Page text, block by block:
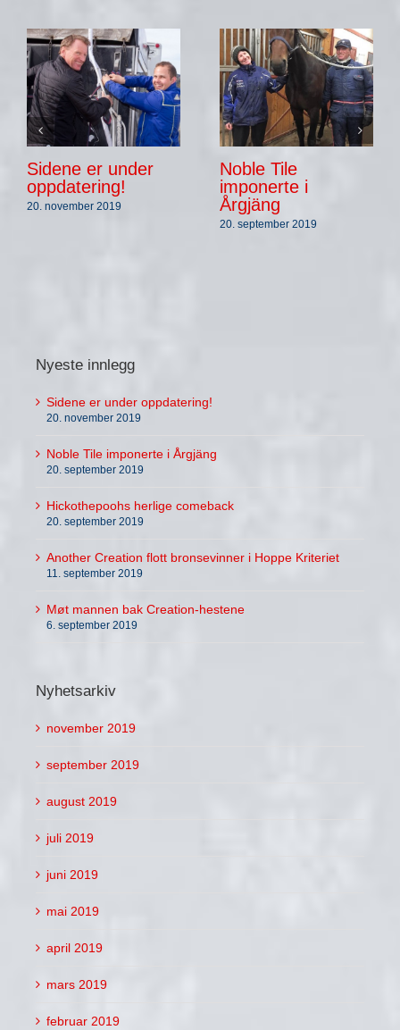
Sidene er under
oppdatering!
20. november 2019
Noble Tile
imponerte i
Årgjäng
20. september 2019
Nyeste innlegg
Sidene er under oppdatering!
20. november 2019
Noble Tile imponerte i Årgjäng
20. september 2019
Hickothepoohs herlige comeback
20. september 2019
Another Creation flott bronsevinner i Hoppe Kriteriet
11. september 2019
Møt mannen bak Creation-hestene
6. september 2019
Nyhetsarkiv
november 2019
september 2019
august 2019
juli 2019
juni 2019
mai 2019
april 2019
mars 2019
februar 2019